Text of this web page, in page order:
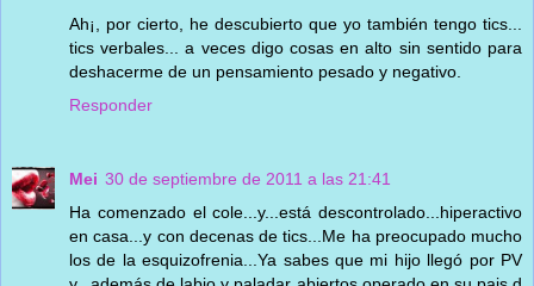
Ah¡, por cierto, he descubierto que yo también tengo tics...
tics verbales... a veces digo cosas en alto sin sentido para
deshacerme de un pensamiento pesado y negativo.
Responder
Mei 30 de septiembre de 2011 a las 21:41
Ha comenzado el cole...y...está descontrolado...hiperactivo
en casa...y con decenas de tics...Me ha preocupado mucho
los de la esquizofrenia...Ya sabes que mi hijo llegó por PV